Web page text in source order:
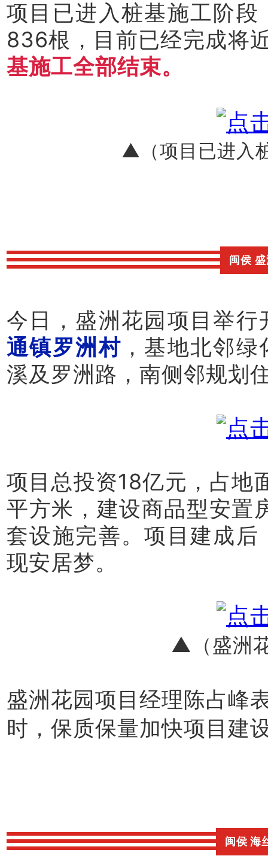
项目已进入桩基施工阶
836根，目前已经完成将
基施工全部结束。
▲（项目已进入
闽侯
今日，盛洲花园项目举行
通镇罗洲村 ，基地北邻
溪及罗洲路，南侧邻规划
项目总投资18亿元， 占地
平方米，建设商品型安置
套设施完善。项目建成
现安居梦。
▲（盛洲
盛洲花园项目经理陈占峰
时，保质保量加快项目建
闽侯 海